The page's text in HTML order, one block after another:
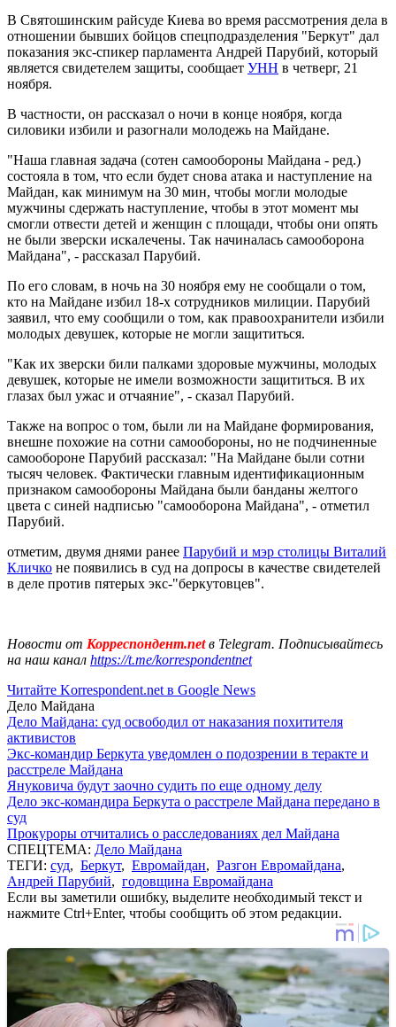
В Святошинским райсуде Киева во время рассмотрения дела в
отношении бывших бойцов спецподразделения "Беркут" дал
показания экс-спикер парламента Андрей Парубий, который
является свидетелем защиты, сообщает УНН в четверг, 21
ноября.
В частности, он рассказал о ночи в конце ноября, когда
силовики избили и разогнали молодежь на Майдане.
"Наша главная задача (сотен самообороны Майдана - ред.)
состояла в том, что если будет снова атака и наступление на
Майдан, как минимум на 30 мин, чтобы могли молодые
мужчины сдержать наступление, чтобы в этот момент мы
смогли отвести детей и женщин с площади, чтобы они опять
не были зверски искалечены. Так начиналась самооборона
Майдана", - рассказал Парубий.
По его словам, в ночь на 30 ноября ему не сообщали о том,
кто на Майдане избил 18-х сотрудников милиции. Парубий
заявил, что ему сообщили о том, как правоохранители избили
молодых девушек, которые не могли защититься.
"Как их зверски били палками здоровые мужчины, молодых
девушек, которые не имели возможности защититься. В их
глазах был ужас и отчаяние", - сказал Парубий.
Также на вопрос о том, были ли на Майдане формирования,
внешне похожие на сотни самообороны, но не подчиненные
самообороне Парубий рассказал: "На Майдане были сотни
тысяч человек. Фактически главным идентификационным
признаком самообороны Майдана были банданы желтого
цвета с синей надписью "самооборона Майдана", - отметил
Парубий.
отметим, двумя днями ранее Парубий и мэр столицы Виталий
Кличко не появились в суд на допросы в качестве свидетелей
в деле против пятерых экс-"беркутовцев".
Новости от Корреспондент.netв Telegram. Подписывайтесь
на наш канал https://t.me/korrespondentnet
Читайте Korrespondent.net в Google News
Дело Майдана
Дело Майдана: суд освободил от наказания похитителя
активистов
Экс-командир Беркута уведомлен о подозрении в теракте и
расстреле Майдана
Януковича будут заочно судить по еще одному делу
Дело экс-командира Беркута о расстреле Майдана передано в
суд
Прокуроры отчитались о расследованиях дел Майдана
СПЕЦТЕМА: Дело Майдана
ТЕГИ: суд, Беркут, Евромайдан, Разгон Евромайдана,
Андрей Парубий, годовщина Евромайдана
Если вы заметили ошибку, выделите необходимый текст и
нажмите Ctrl+Enter, чтобы сообщить об этом редакции.